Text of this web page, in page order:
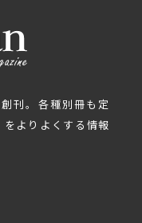
刊。各種別冊も定
よりよくする情報